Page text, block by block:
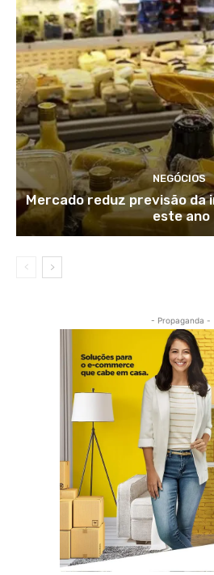
NEGÓCIOS
Mercado reduz previsão da
este ano
- Propaganda -